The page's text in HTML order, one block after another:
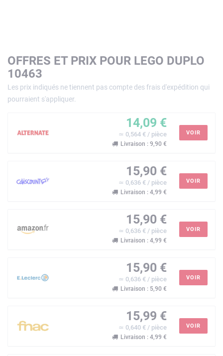
OFFRES ET PRIX POUR LEGO DUPLO
10463
Les prix indiqués ne tiennent pas compte des frais d'expédition qui
pourraient s'appliquer.
14,09 €
≃ 0,564 € / pièce
Livraison : 9,90 €
VOIR
15,90 €
≃ 0,636 € / pièce
Livraison : 4,99 €
VOIR
15,90 €
≃ 0,636 € / pièce
Livraison : 4,99 €
VOIR
15,90 €
≃ 0,636 € / pièce
Livraison : 5,90 €
VOIR
15,99 €
≃ 0,640 € / pièce
Livraison : 4,99 €
VOIR